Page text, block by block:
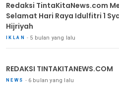
Redaksi TintaKitaNews.com
Selamat Hari Raya Idulfitri 1
Hijriyah
IKLAN 5 bulan yang lalu
REDAKSI TINTAKITANEWS.COM
NEWS 6 bulan yang lalu